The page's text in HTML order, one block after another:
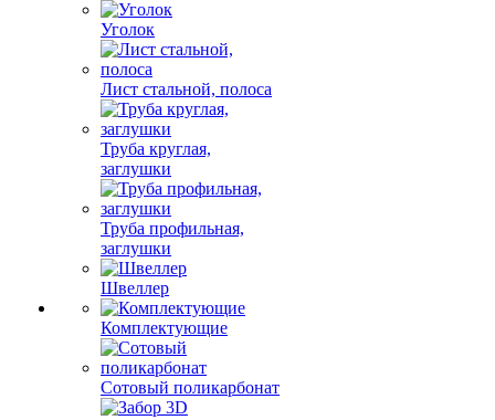
Уголок
Лист стальной, полоса
Труба круглая,
заглушки
Труба профильная,
заглушки
Швеллер
Комплектующие
Сотовый поликарбонат